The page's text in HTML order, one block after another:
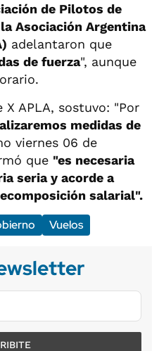
de Pilotos de
Asociación Argentina
adelantaron que
de fuerza", aunque
APLA, sostuvo: "Por
medidas de
viernes 06 de
que "es necesaria
seria y acorde a
salarial".
Vuelos